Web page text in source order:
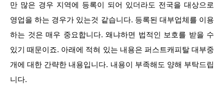
만 많은 경우 지역에 등록이 되어 있더라도 전국을 대상으로
영업을 하는 경우가 있는것 같습니다. 등록된 대부업체를 이용
하는 것은 매우 중요합니다. 왜냐하면 법적인 보호를 받을 수
있기 때문이죠. 아래에 적혀 있는 내용은 퍼스트캐피탈 대부중
개에 대한 간략한 내용입니다. 내용이 부족해도 양해 부탁드립
니다.